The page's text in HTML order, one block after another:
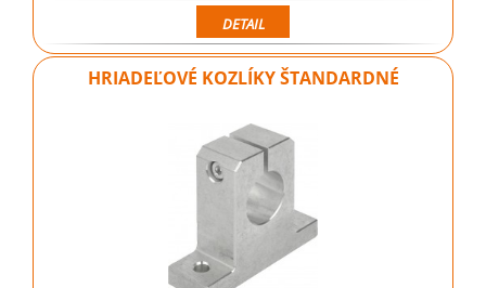
DETAIL
HRIADEĽOVÉ KOZLÍKY ŠTANDARDNÉ